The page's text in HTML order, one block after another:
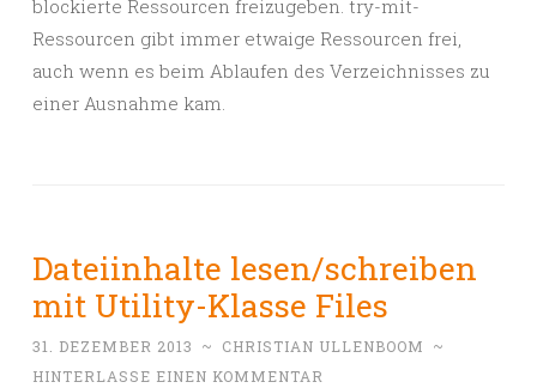
blockierte Ressourcen freizugeben. try-mit-
Ressourcen gibt immer etwaige Ressourcen frei,
auch wenn es beim Ablaufen des Verzeichnisses zu
einer Ausnahme kam.
Dateiinhalte lesen/schreiben
mit Utility-Klasse Files
31. DEZEMBER 2013 ~ CHRISTIAN ULLENBOOM
~
HINTERLASSE EINEN KOMMENTAR